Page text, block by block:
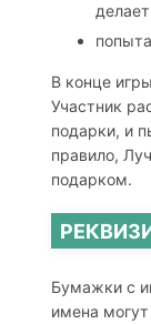
делает
В конце
Участник
подарки, и
правило,
подарком.
Бумажки с
имена